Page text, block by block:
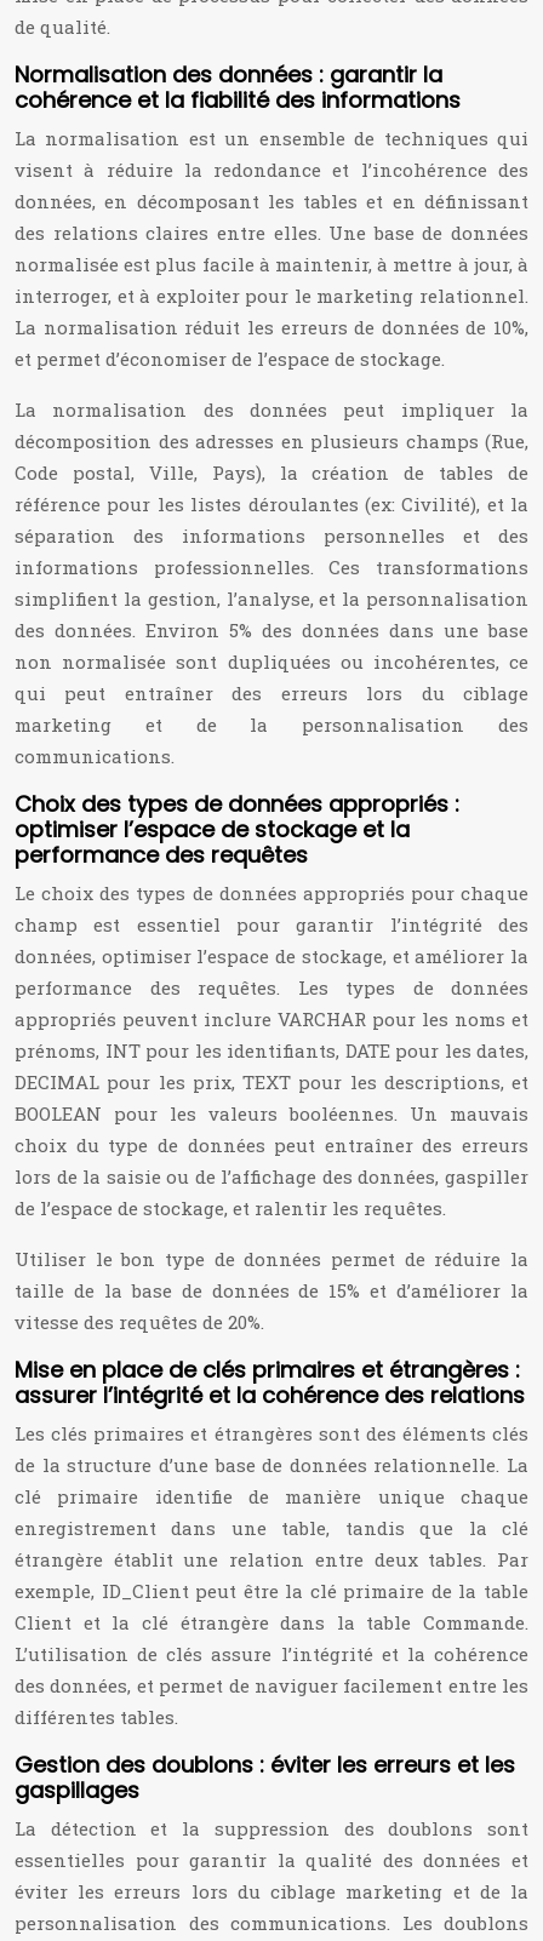
de qualité.
Normalisation des données : garantir la
cohérence et la fiabilité des informations
La normalisation est un ensemble de techniques qui
visent à réduire la redondance et l’incohérence des
données, en décomposant les tables et en définissant
des relations claires entre elles. Une base de données
normalisée est plus facile à maintenir, à mettre à jour, à
interroger, et à exploiter pour le marketing relationnel.
La normalisation réduit les erreurs de données de 10%,
et permet d’économiser de l’espace de stockage.
La normalisation des données peut impliquer la
décomposition des adresses en plusieurs champs (Rue,
Code postal, Ville, Pays), la création de tables de
référence pour les listes déroulantes (ex: Civilité), et la
séparation des informations personnelles et des
informations professionnelles. Ces transformations
simplifient la gestion, l’analyse, et la personnalisation
des données. Environ 5% des données dans une base
non normalisée sont dupliquées ou incohérentes, ce
qui peut entraîner des erreurs lors du ciblage
marketing et de la personnalisation des
communications.
Choix des types de données appropriés :
optimiser l’espace de stockage et la
performance des requêtes
Le choix des types de données appropriés pour chaque
champ est essentiel pour garantir l’intégrité des
données, optimiser l’espace de stockage, et améliorer la
performance des requêtes. Les types de données
appropriés peuvent inclure VARCHAR pour les noms et
prénoms, INT pour les identifiants, DATE pour les dates,
DECIMAL pour les prix, TEXT pour les descriptions, et
BOOLEAN pour les valeurs booléennes. Un mauvais
choix du type de données peut entraîner des erreurs
lors de la saisie ou de l’affichage des données, gaspiller
de l’espace de stockage, et ralentir les requêtes.
Utiliser le bon type de données permet de réduire la
taille de la base de données de 15% et d’améliorer la
vitesse des requêtes de 20%.
Mise en place de clés primaires et étrangères :
assurer l’intégrité et la cohérence des relations
Les clés primaires et étrangères sont des éléments clés
de la structure d’une base de données relationnelle. La
clé primaire identifie de manière unique chaque
enregistrement dans une table, tandis que la clé
étrangère établit une relation entre deux tables. Par
exemple, ID_Client peut être la clé primaire de la table
Client et la clé étrangère dans la table Commande.
L’utilisation de clés assure l’intégrité et la cohérence
des données, et permet de naviguer facilement entre les
différentes tables.
Gestion des doublons : éviter les erreurs et les
gaspillages
La détection et la suppression des doublons sont
essentielles pour garantir la qualité des données et
éviter les erreurs lors du ciblage marketing et de la
personnalisation des communications. Les doublons